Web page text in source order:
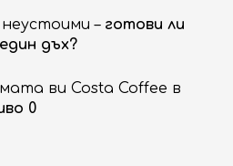
– готови ли
дъх?
ви Costa Coffee в
0